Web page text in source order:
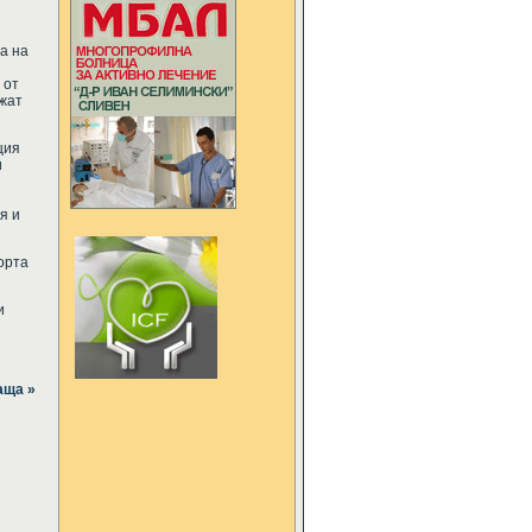
на
от
и
»